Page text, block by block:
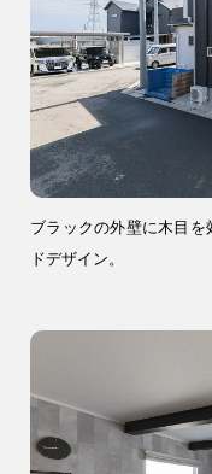
ブラックの外壁に木目
ドデザイン。
アフターメン